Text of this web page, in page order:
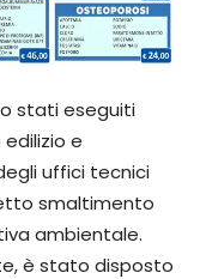
stati eseguiti
e
uffici tecnici
smaltimento
ambientale.
è stato disposto